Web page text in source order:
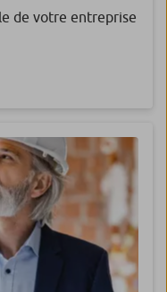
de votre entreprise